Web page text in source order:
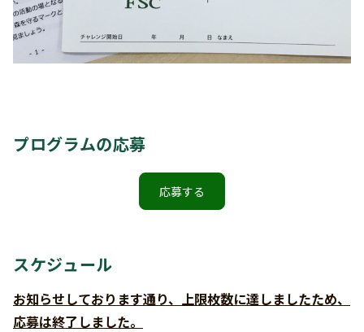
プログラムの応募
応募する
スケジュール
お知らせしております通り、上限枚数に達しましたため、
応募は終了しました。